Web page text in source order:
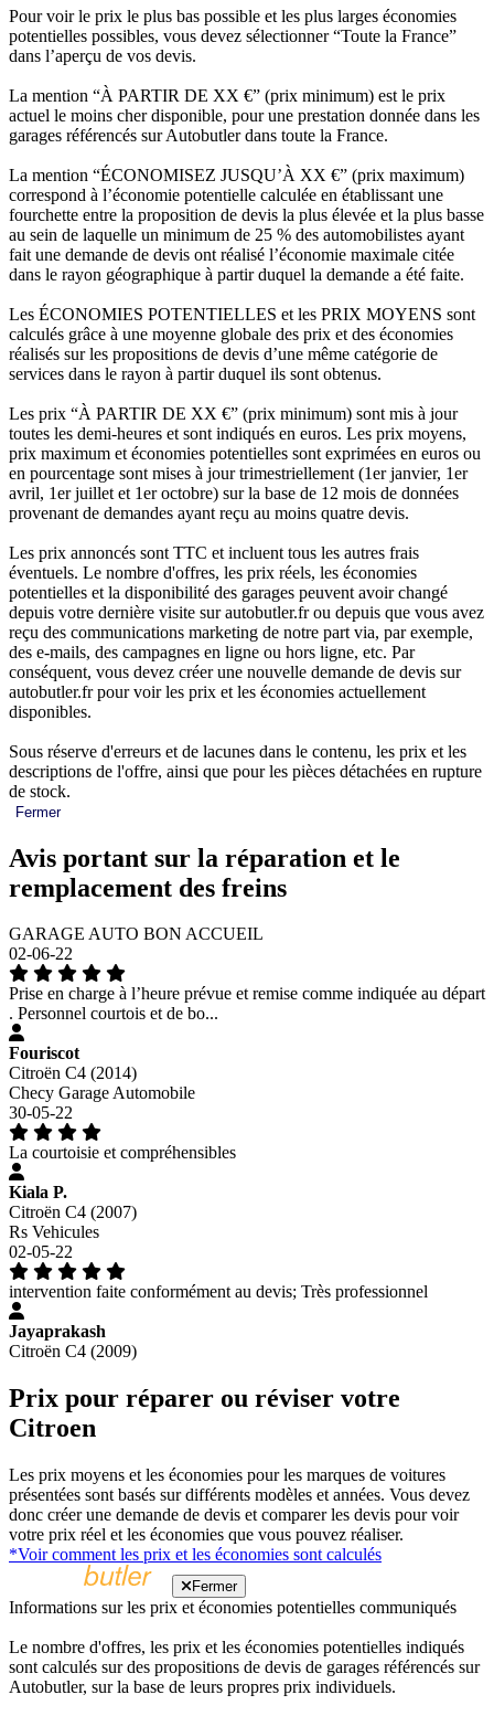
Pour voir le prix le plus bas possible et les plus larges économies
potentielles possibles, vous devez sélectionner “Toute la France”
dans l’aperçu de vos devis.
La mention “À PARTIR DE XX €” (prix minimum) est le prix
actuel le moins cher disponible, pour une prestation donnée dans les
garages référencés sur Autobutler dans toute la France.
La mention “ÉCONOMISEZ JUSQU’À XX €” (prix maximum)
correspond à l’économie potentielle calculée en établissant une
fourchette entre la proposition de devis la plus élevée et la plus basse
au sein de laquelle un minimum de 25 % des automobilistes ayant
fait une demande de devis ont réalisé l’économie maximale citée
dans le rayon géographique à partir duquel la demande a été faite.
Les ÉCONOMIES POTENTIELLES et les PRIX MOYENS sont
calculés grâce à une moyenne globale des prix et des économies
réalisés sur les propositions de devis d’une même catégorie de
services dans le rayon à partir duquel ils sont obtenus.
Les prix “À PARTIR DE XX €” (prix minimum) sont mis à jour
toutes les demi-heures et sont indiqués en euros. Les prix moyens,
prix maximum et économies potentielles sont exprimées en euros ou
en pourcentage sont mises à jour trimestriellement (1er janvier, 1er
avril, 1er juillet et 1er octobre) sur la base de 12 mois de données
provenant de demandes ayant reçu au moins quatre devis.
Les prix annoncés sont TTC et incluent tous les autres frais
éventuels. Le nombre d'offres, les prix réels, les économies
potentielles et la disponibilité des garages peuvent avoir changé
depuis votre dernière visite sur autobutler.fr ou depuis que vous avez
reçu des communications marketing de notre part via, par exemple,
des e-mails, des campagnes en ligne ou hors ligne, etc. Par
conséquent, vous devez créer une nouvelle demande de devis sur
autobutler.fr pour voir les prix et les économies actuellement
disponibles.
Sous réserve d'erreurs et de lacunes dans le contenu, les prix et les
descriptions de l'offre, ainsi que pour les pièces détachées en rupture
de stock.
Fermer
Avis portant sur la réparation et le
remplacement des freins
GARAGE AUTO BON ACCUEIL
02-06-22
Prise en charge à l’heure prévue et remise comme indiquée au départ
. Personnel courtois et de bo...
Fouriscot
Citroën C4 (2014)
Checy Garage Automobile
30-05-22
La courtoisie et compréhensibles
Kiala P.
Citroën C4 (2007)
Rs Vehicules
02-05-22
intervention faite conformément au devis; Très professionnel
Jayaprakash
Citroën C4 (2009)
Prix pour réparer ou réviser votre
Citroen
Les prix moyens et les économies pour les marques de voitures
présentées sont basés sur différents modèles et années. Vous devez
donc créer une demande de devis et comparer les devis pour voir
votre prix réel et les économies que vous pouvez réaliser.
*Voir comment les prix et les économies sont calculés
Fermer
Informations sur les prix et économies potentielles communiqués
Le nombre d'offres, les prix et les économies potentielles indiqués
sont calculés sur des propositions de devis de garages référencés sur
Autobutler, sur la base de leurs propres prix individuels.